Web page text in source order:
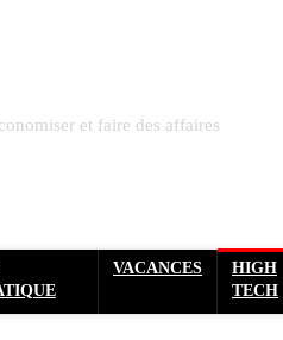
et faire des affaires
VACANCES
HIGH
TECH